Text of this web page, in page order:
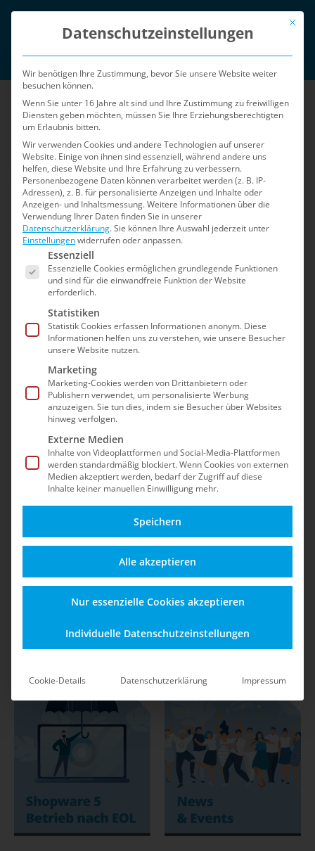
Zum
Login
Menü
Home»Sicherheits-Blog »Seite 2
Sicherheits-Blog
Sicherheit, Updates, dem Betrieb nach dem EOL
und Best Practices für einen stabilen Shopware-
Alles zu Funktionen,
Einsatzmöglichkeiten
für einen sicheren
Shop-Betrieb durch
safefive.
Schützen Sie Ihren
Shop vor Angriffen,
Datenverlust und
rechtlichen Risiken –
mit klaren
Maßnahmen und Best
Mit
Datenschutzeinstellungen
Wir benötigen Ihre Zustimmung, bevor Sie unsere Website weiter
besuchen können.
Wenn Sie unter 16 Jahre alt sind und Ihre Zustimmung zu freiwilligen
Diensten geben möchten, müssen Sie Ihre Erziehungsberechtigten
um Erlaubnis bitten.
Wir verwenden Cookies und andere Technologien auf unserer
Website. Einige von ihnen sind essenziell, während andere uns
helfen, diese Website und Ihre Erfahrung zu verbessern.
Personenbezogene Daten können verarbeitet werden (z. B. IP-
Adressen), z. B. für personalisierte Anzeigen und Inhalte oder
Anzeigen- und Inhaltsmessung.Weitere Informationen über die
Verwendung Ihrer Daten finden Sie in unserer
Datenschutzerklärung.Sie können Ihre Auswahl jederzeit unter
Einstellungenwiderrufen oder anpassen.
Es folgt eine Liste der Service-Gruppen, für die
Essenziell
Essenzielle Cookies ermöglichen grundlegende Funktionen
und sind für die einwandfreie Funktion der Website
erforderlich.
Statistiken
Statistik Cookies erfassen Informationen anonym. Diese
Informationen helfen uns zu verstehen, wie unsere Besucher
unsere Website nutzen.
Marketing
Marketing-Cookies werden von Drittanbietern oder
Publishern verwendet, um personalisierte Werbung
anzuzeigen. Sie tun dies, indem sie Besucher über Websites
hinweg verfolgen.
Externe Medien
Inhalte von Videoplattformen und Social-Media-Plattformen
werden standardmäßig blockiert. Wenn Cookies von externen
Medien akzeptiert werden, bedarf der Zugriff auf diese
Inhalte keiner manuellen Einwilligung mehr.
Speichern
Alle akzeptieren
Nur essenzielle Cookies akzeptieren
Individuelle Datenschutzeinstellungen
Cookie-Details Datenschutzerklärung Impressum